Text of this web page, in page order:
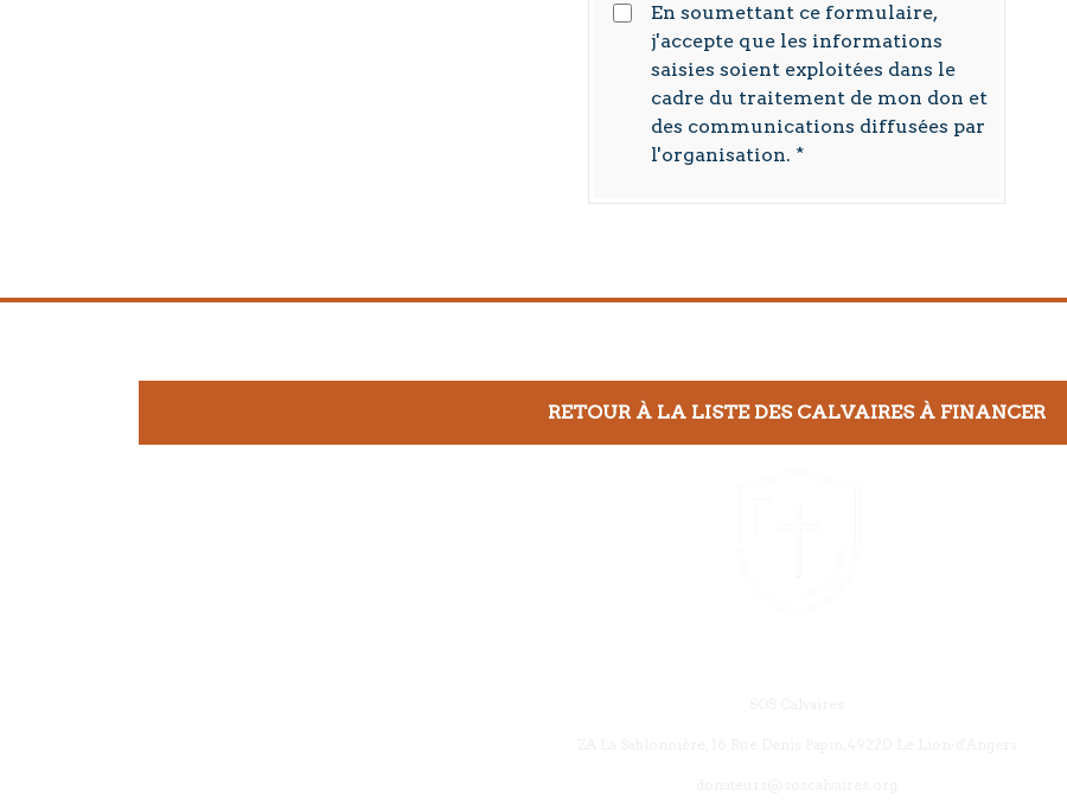
En soumettant ce formulaire,
j'accepte que les informations
saisies soient exploitées dans le
cadre du traitement de mon don et
des communications diffusées par
l'organisation.
RETOUR À LA LISTE DES CALVAIRES À FINANCER